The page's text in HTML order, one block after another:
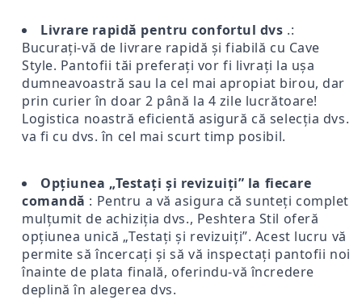
Livrare rapidă pentru confortul dvs .:
Bucurați-vă de livrare rapidă și fiabilă cu Cave
Style. Pantofii tăi preferați vor fi livrați la ușa
dumneavoastră sau la cel mai apropiat birou, dar
prin curier în doar 2 până la 4 zile lucrătoare!
Logistica noastră eficientă asigură că selecția dvs.
va fi cu dvs. în cel mai scurt timp posibil.
Opțiunea „Testați și revizuiți” la fiecare
comandă : Pentru a vă asigura că sunteți complet
mulțumit de achiziția dvs., Peshtera Stil oferă
opțiunea unică „Testați și revizuiți”. Acest lucru vă
permite să încercați și să vă inspectați pantofii noi
înainte de plata finală, oferindu-vă încredere
deplină în alegerea dvs.